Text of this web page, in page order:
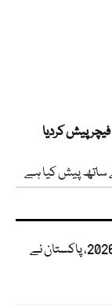
پیش کردیا
ساتھ پیش کیا ہے
انٹرنیشنل نیوکلیئر سائنس اولمپیاڈ 2026، پاکستان نے